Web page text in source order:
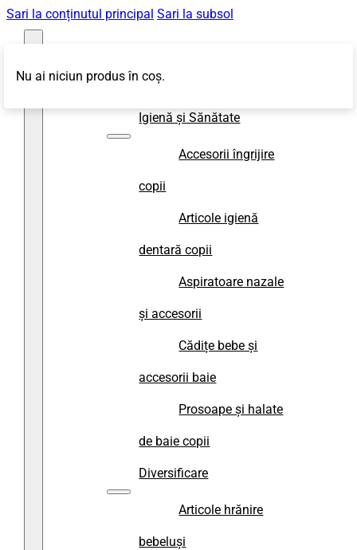
Sari la conținutul principal Sari la subsol
Igienă și Sănătate
Accesorii îngrijire
copii
Articole igienă
dentară copii
Aspiratoare nazale
și accesorii
Cădițe bebe și
accesorii baie
Prosoape și halate
de baie copii
Diversificare
Articole hrănire
bebeluși
Nu ai niciun produs în coș.